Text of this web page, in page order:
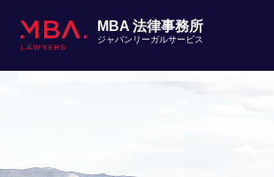
MBA 法律事務所
ジャパンリーガルサービス
クライアント様とのコミュニケーシ
日本語で行われます。